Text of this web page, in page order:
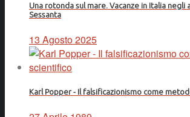
Una rotonda sul mare. Vacanze in Italia negli
Sessanta
13 Agosto 2025
Karl Popper - Il falsificazionismo come